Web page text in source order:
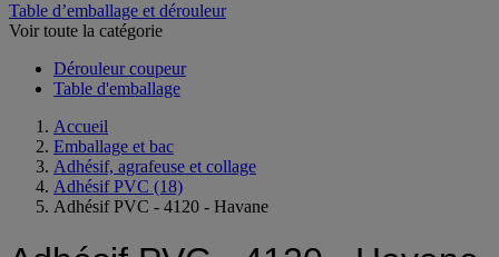
Table d’emballage et dérouleur
Dérouleur coupeur
Accueil
Emballage et bac
Adhésif, agrafeuse et collage
Adhésif PVC (18)